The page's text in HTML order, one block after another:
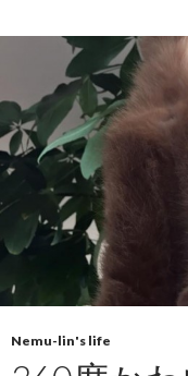
Nemu-lin's life